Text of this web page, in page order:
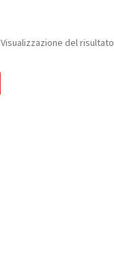
Visualizzazione del risultato